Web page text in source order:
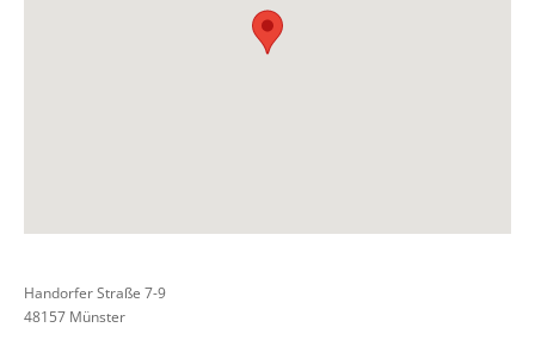
Handorfer Straße 7-9
48157 Münster